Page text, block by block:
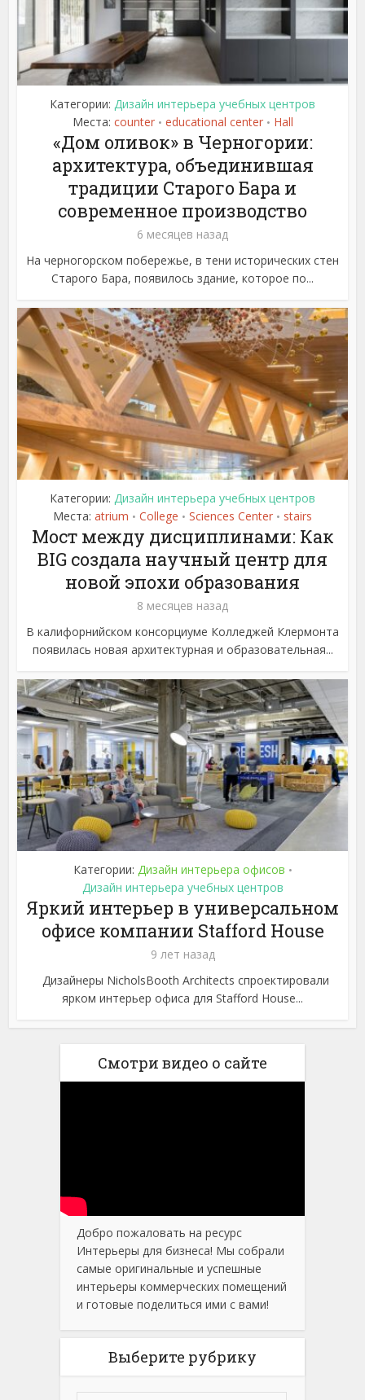
Категории: Дизайн интерьера учебных центров
Места: counter • educational center • Hall
«Дом оливок» в Черногории:
архитектура, объединившая
традиции Старого Бара и
современное производство
6 месяцев назад
На черногорском побережье, в тени исторических стен
Старого Бара, появилось здание, которое по...
Категории: Дизайн интерьера учебных центров
Места: atrium • College • Sciences Center • stairs
Мост между дисциплинами: Как
BIG создала научный центр для
новой эпохи образования
8 месяцев назад
В калифорнийском консорциуме Колледжей Клермонта
появилась новая архитектурная и образовательная...
Категории: Дизайн интерьера офисов •
Дизайн интерьера учебных центров
Яркий интерьер в универсальном
офисе компании Stafford House
9 лет назад
Дизайнеры NicholsBooth Architects спроектировали
ярком интерьер офиса для Stafford House...
Смотри видео о сайте
Добро пожаловать на ресурс
Интерьеры для бизнеса! Мы собрали
самые оригинальные и успешные
интерьеры коммерческих помещений
и готовые поделиться ими с вами!
Выберите рубрику